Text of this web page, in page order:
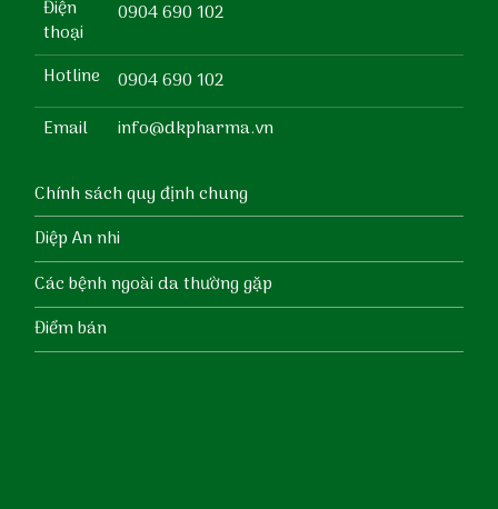
Điện
thoại
0904 690 102
Hotline
0904 690 102
Email
info@dkpharma.vn
Chính sách quy định chung
Diệp An nhi
Các bệnh ngoài da thường gặp
Điểm bán